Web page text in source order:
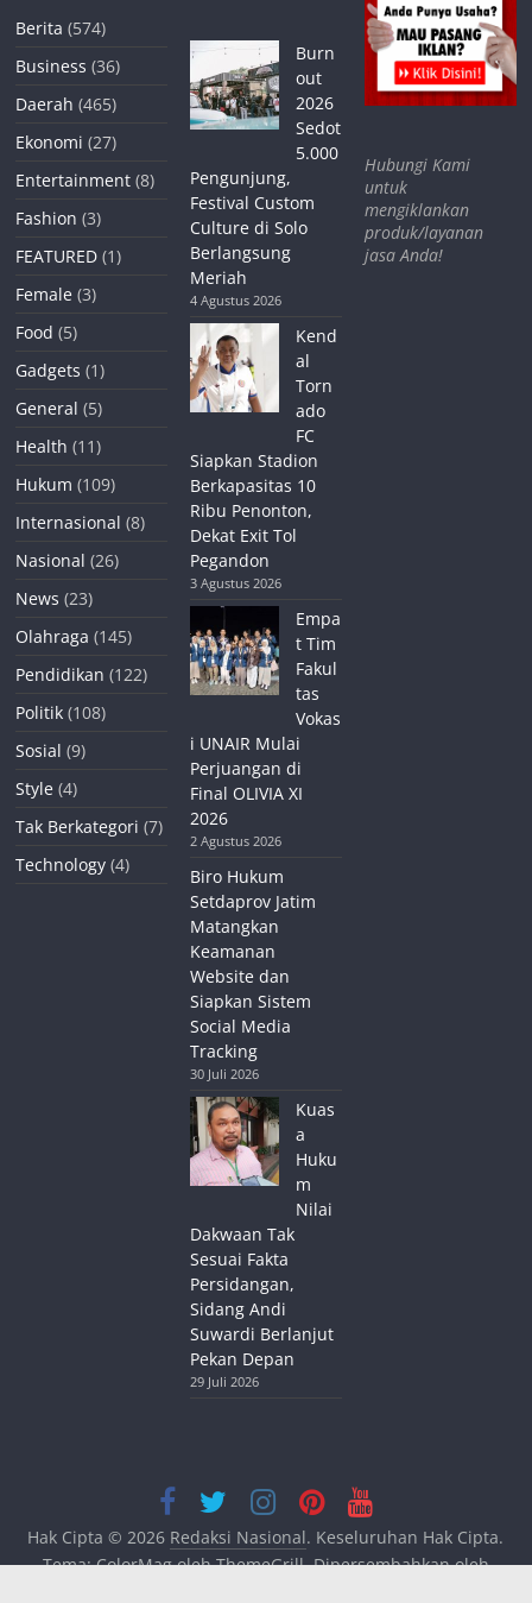
Berita (574)
Business (36)
Daerah (465)
Ekonomi (27)
Entertainment (8)
Fashion (3)
FEATURED (1)
Female (3)
Food (5)
Gadgets (1)
General (5)
Health (11)
Hukum (109)
Internasional (8)
Nasional (26)
News (23)
Olahraga (145)
Pendidikan (122)
Politik (108)
Sosial (9)
Style (4)
Tak Berkategori (7)
Technology (4)
Burn
out
2026
Sedot
5.000
Pengunjung,
Festival Custom
Culture di Solo
Berlangsung
Meriah
4 Agustus 2026
Kend
al
Torn
ado
FC
Siapkan Stadion
Berkapasitas 10
Ribu Penonton,
Dekat Exit Tol
Pegandon
3 Agustus 2026
Empa
t Tim
Fakul
tas
Vokas
i UNAIR Mulai
Perjuangan di
Final OLIVIA XI
2026
2 Agustus 2026
Biro Hukum
Setdaprov Jatim
Matangkan
Keamanan
Website dan
Siapkan Sistem
Social Media
Tracking
30 Juli 2026
Kuas
a
Huku
m
Nilai
Dakwaan Tak
Sesuai Fakta
Persidangan,
Sidang Andi
Suwardi Berlanjut
Pekan Depan
29 Juli 2026
Hubungi Kami
untuk
mengiklankan
produk/layanan
jasa Anda!
Hak Cipta © 2026 Redaksi Nasional. Keseluruhan Hak Cipta.
Tema:ColorMagoleh ThemeGrill. Dipersembahkan oleh